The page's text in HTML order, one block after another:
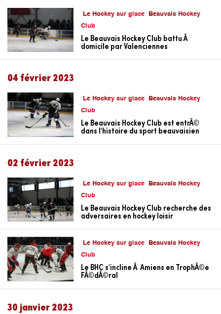
Le Hockey sur glace
Beauvais Hockey
Club
Le Beauvais Hockey Club battu Ã
domicile par Valenciennes
04 février 2023
Le Hockey sur glace
Beauvais Hockey
Club
Le Beauvais Hockey Club est entrÃ©
dans l'histoire du sport beauvaisien
02 février 2023
Le Hockey sur glace
Beauvais Hockey
Club
Le Beauvais Hockey Club recherche des
adversaires en hockey loisir
Le Hockey sur glace
Beauvais Hockey
Club
Le BHC s'incline Ã Amiens en TrophÃ©e
FÃ©dÃ©ral
30 janvier 2023